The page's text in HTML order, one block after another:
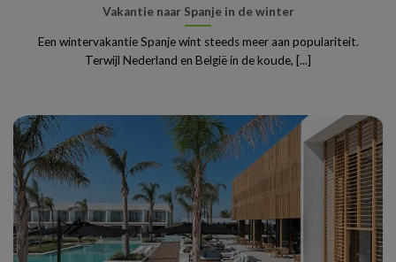
Vakantie naar Spanje in de winter
Een wintervakantie Spanje wint steeds meer aan populariteit.
Terwijl Nederland en België in de koude, [...]